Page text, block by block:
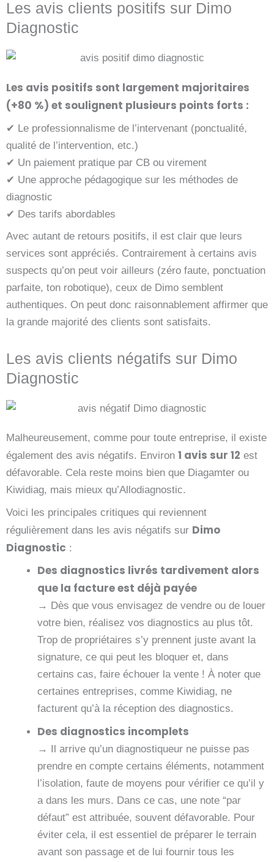
Les avis clients positifs sur Dimo
Diagnostic
Les avis positifs sont largement majoritaires
(+80 %) et soulignent plusieurs points forts :
✔ Le professionnalisme de l’intervenant (ponctualité,
qualité de l’intervention, etc.)
✔ Un paiement pratique par CB ou virement
✔ Une approche pédagogique sur les méthodes de
diagnostic
✔ Des tarifs abordables
Avec autant de retours positifs, il est clair que leurs
services sont appréciés. Contrairement à certains avis
suspects qu’on peut voir ailleurs (zéro faute, ponctuation
parfaite, ton robotique), ceux de Dimo semblent
authentiques. On peut donc raisonnablement affirmer que
la grande majorité des clients sont satisfaits.
Les avis clients négatifs sur Dimo
Diagnostic
Malheureusement, comme pour toute entreprise, il existe
également des avis négatifs. Environ 1 avis sur 12 est
défavorable. Cela reste moins bien que Diagamter ou
Kiwidiag, mais mieux qu’Allodiagnostic.
Voici les principales critiques qui reviennent
régulièrement dans les avis négatifs sur Dimo
Diagnostic :
Des diagnostics livrés tardivement alors
que la facture est déjà payée
→ Dès que vous envisagez de vendre ou de louer
votre bien, réalisez vos diagnostics au plus tôt.
Trop de propriétaires s’y prennent juste avant la
signature, ce qui peut les bloquer et, dans
certains cas, faire échouer la vente ! À noter que
certaines entreprises, comme Kiwidiag, ne
facturent qu’à la réception des diagnostics.
Des diagnostics incomplets
→ Il arrive qu’un diagnostiqueur ne puisse pas
prendre en compte certains éléments, notamment
l’isolation, faute de moyens pour vérifier ce qu’il y
a dans les murs. Dans ce cas, une note “par
défaut” est attribuée, souvent défavorable. Pour
éviter cela, il est essentiel de préparer le terrain
avant son passage et de lui fournir tous les